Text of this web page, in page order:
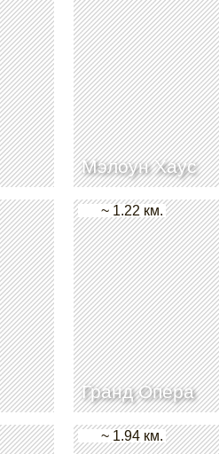
Мэлоун Хаус
Гранд Опера
~ 1.22 км.
~ 1.94 км.